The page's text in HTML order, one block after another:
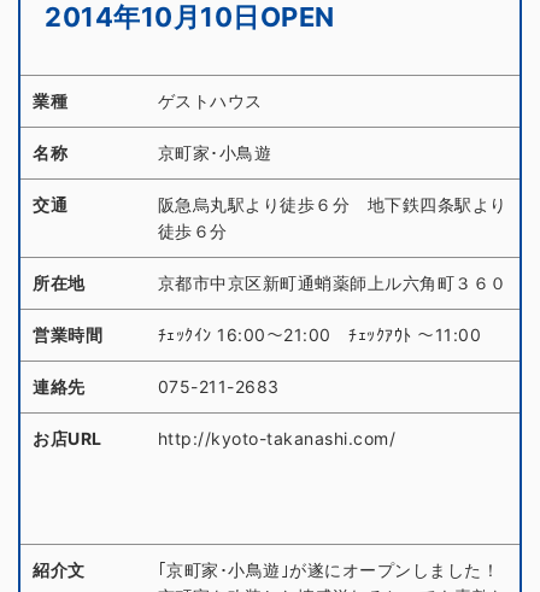
2014年10月10日OPEN
業種 ゲストハウス
名称 京町家･小鳥遊
交通
阪急烏丸駅より徒歩６分 地下鉄四条駅より
徒歩６分
所在地 京都市中京区新町通蛸薬師上ル六角町３６０
営業時間 ﾁｪｯｸｲﾝ 16:00～21:00 ﾁｪｯｸｱｳﾄ ～11:00
連絡先 075-211-2683
お店URL http://kyoto-takanashi.com/
紹介文
｢京町家･小鳥遊｣が遂にオープンしました！